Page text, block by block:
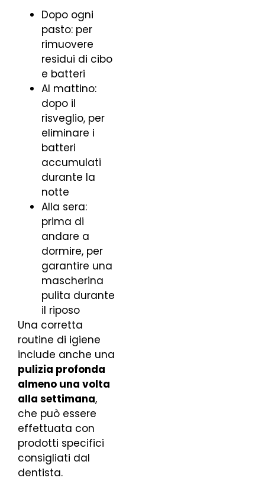
Dopo ogni
pasto: per
rimuovere
residui di cibo
e batteri
Al mattino:
dopo il
risveglio, per
eliminare i
batteri
accumulati
durante la
notte
Alla sera:
prima di
andare a
dormire, per
garantire una
mascherina
pulita durante
il riposo
Una corretta
routine di igiene
include anche una
pulizia profonda
almeno una volta
alla settimana,
che può essere
effettuata con
prodotti specifici
consigliati dal
dentista.